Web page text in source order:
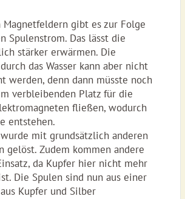
Magnetfeldern gibt es zur Folge
Spulenstrom. Das lässt die
stärker erwärmen. Die
das Wasser kann aber nicht
werden, denn dann müsste noch
verbleibenden Platz für die
fließen, wodurch
entstehen.
mit grundsätzlich anderen
gelöst. Zudem kommen andere
da Kupfer hier nicht mehr
Die Spulen sind nun aus einer
Kupfer und Silber